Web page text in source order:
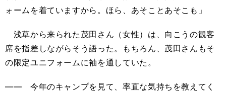
ォームを着ていますから。ほら、あそことあそこも」
浅草から来られた茂田さん（女性）は、向こうの観客
席を指差しながらそう語った。もちろん、茂田さんもそ
の限定ユニフォームに袖を通していた。
―― 今年のキャンプを見て、率直な気持ちを教えてく